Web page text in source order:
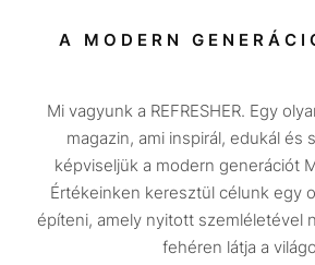
Társadalom
Utazás
Életmód
Design
Beszélgetések
A MODERN
Mi vagyunk a REFRESHER. Egy
magazin, ami inspirál, edukál és
képviseljük a modern generációt
Értékeinken keresztül célunk egy
építeni, amely nyitott szemléletével
fehéren látja a